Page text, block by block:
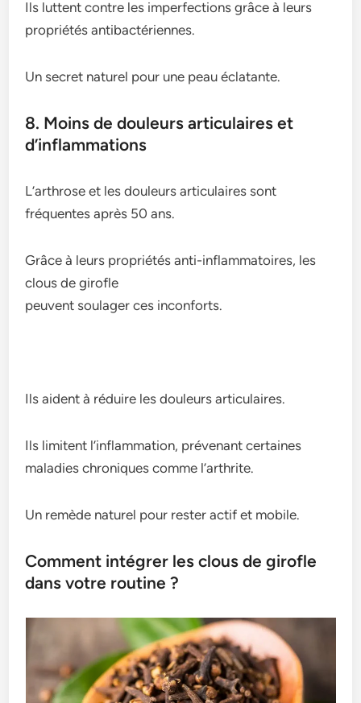
Ils luttent contre les imperfections grâce à leurs
propriétés antibactériennes.
Un secret naturel pour une peau éclatante.
8. Moins de douleurs articulaires et
d’inflammations
L’arthrose et les douleurs articulaires sont
fréquentes après 50 ans.
Grâce à leurs propriétés anti-inflammatoires, les
clous de girofle
peuvent soulager ces inconforts.
Ils aident à réduire les douleurs articulaires.
Ils limitent l’inflammation, prévenant certaines
maladies chroniques comme l’arthrite.
Un remède naturel pour rester actif et mobile.
Comment intégrer les clous de girofle
dans votre routine ?